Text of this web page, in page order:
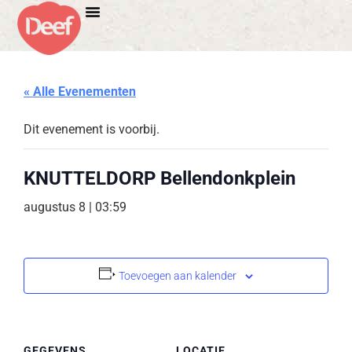
« Alle Evenementen
Dit evenement is voorbij.
KNUTTELDORP Bellendonkplein
augustus 8 | 03:59
Toevoegen aan kalender